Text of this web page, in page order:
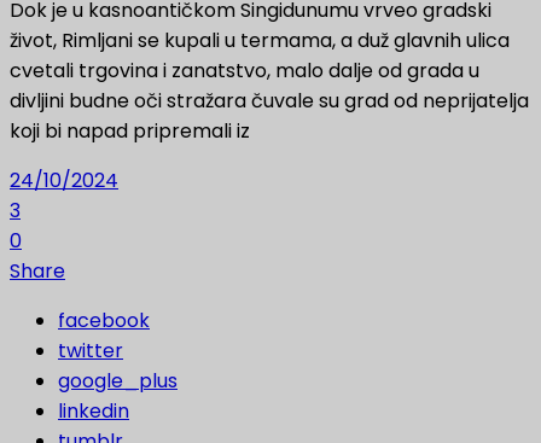
Dok je u kasnoantičkom Singidunumu vrveo gradski
život, Rimljani se kupali u termama, a duž glavnih ulica
cvetali trgovina i zanatstvo, malo dalje od grada u
divljini budne oči stražara čuvale su grad od neprijatelja
koji bi napad pripremali iz
24/10/2024
3
0
Share
facebook
twitter
google_plus
linkedin